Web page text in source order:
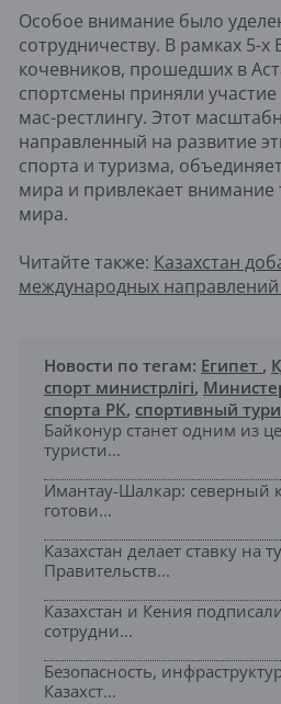
Особое внимание было
сотрудничеству. В рамках 5-
кочевников, прошедших в
спортсмены приняли
мас-рестлингу. Этот
направленный на развитие
спорта и туризма,
мира и привлекает внимание
мира.
Читайте также: Казахстан
международных направлений
Новости по тегам: Египет ,
спорт министрлігі,
спорта РК, спортивный
Байконур станет одним из
туристи...
Имантау-Шалкар: северный
готови...
Казахстан делает ставку на
Правительств...
Казахстан и Кения
сотрудни...
Безопасность,
Казахст...